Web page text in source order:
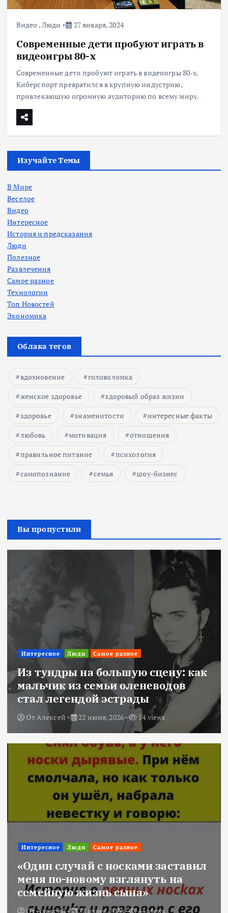
Видео ,Люди 27 января, 2024
Современные дети пробуют играть в
видеоигры 80-х
Современные дети пробуют играть в видеоигры 80-х.
Киберспорт превратился в крупную индустрию,
привлекающую огромную аудиторию по всему миру.
Изучайте Темы
В Мире
Веселое
Видео
Интересное
История и предсказания
Люди
Полезное
Развлечения
Самое разное
Технологии
Топ Новостей
Экономика
Облака тегов
вдохновение
головоломка
женское здоровье
здоровый образ жизни
здоровье
знаменитости
интересные факты
любовь
мотивация
отношения
правильное питание
психология
самопознание
семья шоу-бизнес
Вы пропустили
Интересное Люди Самое разное
Из тундры на большую сцену: как
мальчик из семьи оленеводов
стал легендой эстрады
ОтАлексей 22 июня, 2026 54 views
Интересное Люди Самое разное
«Один случай с носками заставил
меня по-новому взглянуть на
семейную жизнь сына»
ОтАлексей 22 июня, 2026 43 views